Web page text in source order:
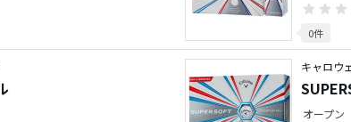
0件
キャロウ
オープン